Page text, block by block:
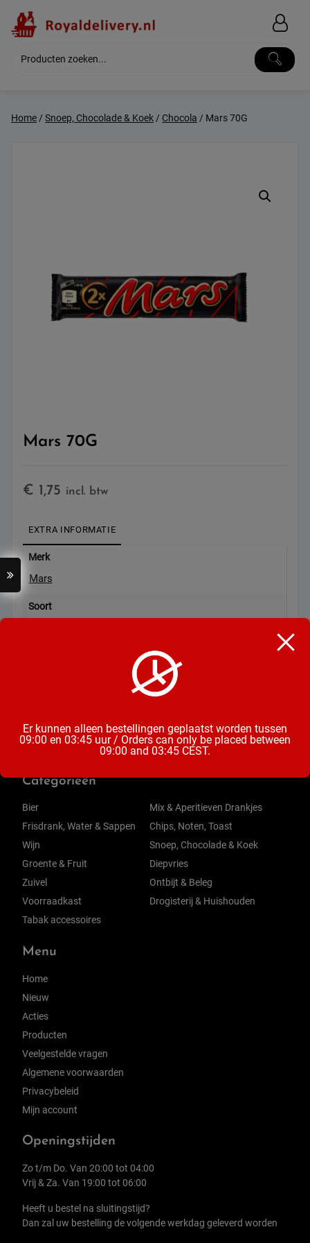
content
Home/ Snoep, Chocolade & Koek/ Chocola / Mars 70G
Mars 70G
€ 1,75 incl. btw
EXTRA INFORMATIE
Merk
Mars
Soort
Categorieën
Bier
Frisdrank, Water & Sappen
Wijn
Groente & Fruit
Zuivel
Voorraadkast
Tabak accessoires
Mix & Aperitieven Drankjes
Chips, Noten, Toast
Snoep, Chocolade & Koek
Diepvries
Ontbijt & Beleg
Drogisterij & Huishouden
Menu
Home
Nieuw
Acties
Producten
Veelgestelde vragen
Algemene voorwaarden
Privacybeleid
Mijn account
Openingstijden
Zo t/m Do. Van 20:00 tot 04:00
Vrij & Za. Van 19:00 tot 06:00
Heeft u bestel na sluitingstijd?
Dan zal uw bestelling de volgende werkdag geleverd worden
Er kunnen alleen bestellingen geplaatst worden tussen
09:00 en 03:45 uur / Orders can only be placed between
09:00 and 03:45 CEST.